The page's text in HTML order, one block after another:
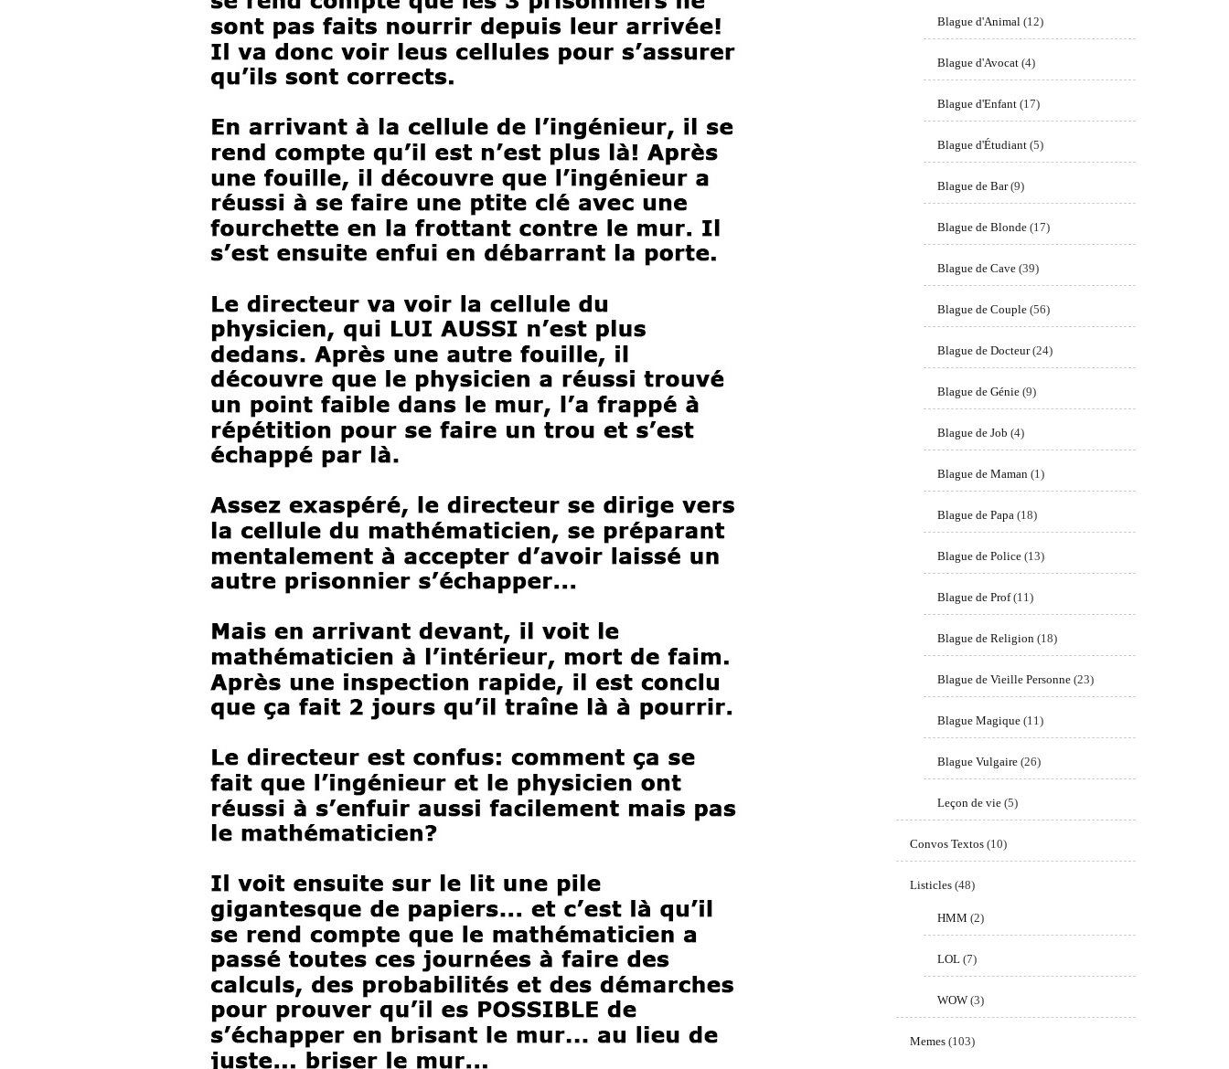
Blague d'Animal(12)
Blague d'Avocat(4)
Blague d'Enfant(17)
Blague d'Étudiant(5)
Blague de Bar(9)
Blague de Blonde(17)
Blague de Cave(39)
Blague de Couple(56)
Blague de Docteur(24)
Blague de Génie(9)
Blague de Job (4)
Blague de Maman(1)
Blague de Papa(18)
Blague de Police(13)
Blague de Prof(11)
Blague de Religion(18)
Blague de Vieille Personne(23)
Blague Magique(11)
Blague Vulgaire(26)
Leçon de vie(5)
Convos Textos(10)
Listicles(48)
HMM (2)
LOL(7)
WOW(3)
Memes(103)